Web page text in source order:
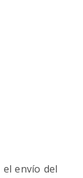
envío del